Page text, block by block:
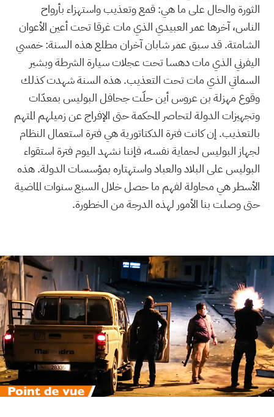
الثورة والحال على ما هي: قمع وتعذيب واستهزاء بأرواح
الناس، آخرها عمر العبيدي الذي مات غرقا تحت أعين الأعوان
الشامتة. قد سبق عمر شابان آخران مطلع هذه السنة: خمسي
اليفرني الذي مات دهسا تحت عجلات سيارة الشرطة وبشير
السماتي الذي مات تحت التعذيب. هذه السنة شهدت كذلك
وقوع مهزلة بن عروس أين حلّت جحافل البوليس بمعدّات
وتجهيزات الدولة لتحاصر المحكمة حتى الإفراج عن زميلهم المتهم
بالتعذيب. إن كانت فترة الدكتاتورية هي فترة استعمال النظام
لجهاز البوليس لحماية نفسه، فإننا نشهد اليوم فترة استقواء
البوليس على البلاد والعباد واستهتاره بمؤسسات الدولة. هذه
الأسطر هي محاولة لفهم ما حصل خلال السبع سنوات الماضية
حتى وصلت بنا الأمور لهذه الدرجة من الخطورة.